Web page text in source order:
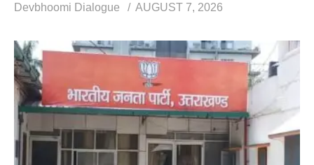
Devbhoomi Dialogue
AUGUST 7, 2026